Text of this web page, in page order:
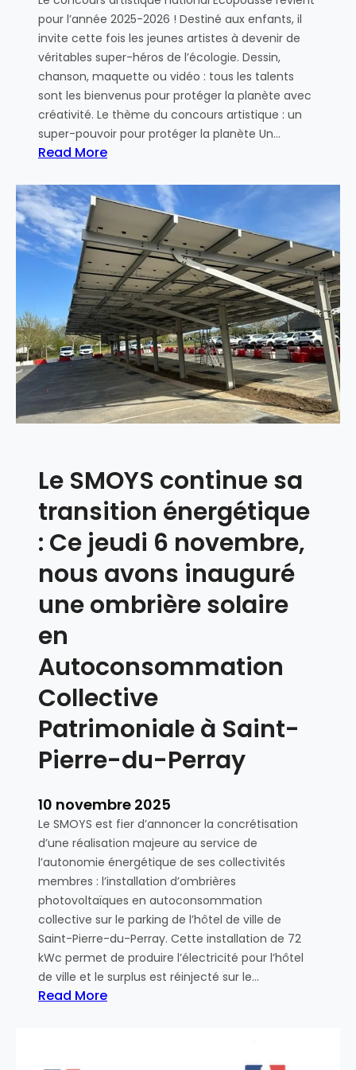
v
c
e
d
e
s
c
o
m
n
e
s
pour l’année 2025-2026 ! Destiné aux enfants, il
invite cette fois les jeunes artistes à devenir de
véritables super-héros de l’écologie. Dessin,
chanson, maquette ou vidéo : tous les talents
sont les bienvenus pour protéger la planète avec
créativité. Le thème du concours artistique : un
super-pouvoir pour protéger la planète Un…
Read More
L
e
c
o
n
c
o
u
r
a
r
s
q
u
e
a
o
a
l
c
p
o
u
s
s
e
r
e
v
i
Le SMOYS continue sa
transition énergétique
: Ce jeudi 6 novembre,
nous avons inauguré
une ombrière solaire
en
Autoconsommation
Collective
Patrimoniale à Saint-
Pierre-du-Perray
10 novembre 2025
Le SMOYS est fier d’annoncer la concrétisation
d’une réalisation majeure au service de
l’autonomie énergétique de ses collectivités
membres : l’installation d’ombrières
photovoltaïques en autoconsommation
collective sur le parking de l’hôtel de ville de
Saint-Pierre-du-Perray. Cette installation de 72
kWc permet de produire l’électricité pour l’hôtel
de ville et le surplus est réinjecté sur le…
Read More